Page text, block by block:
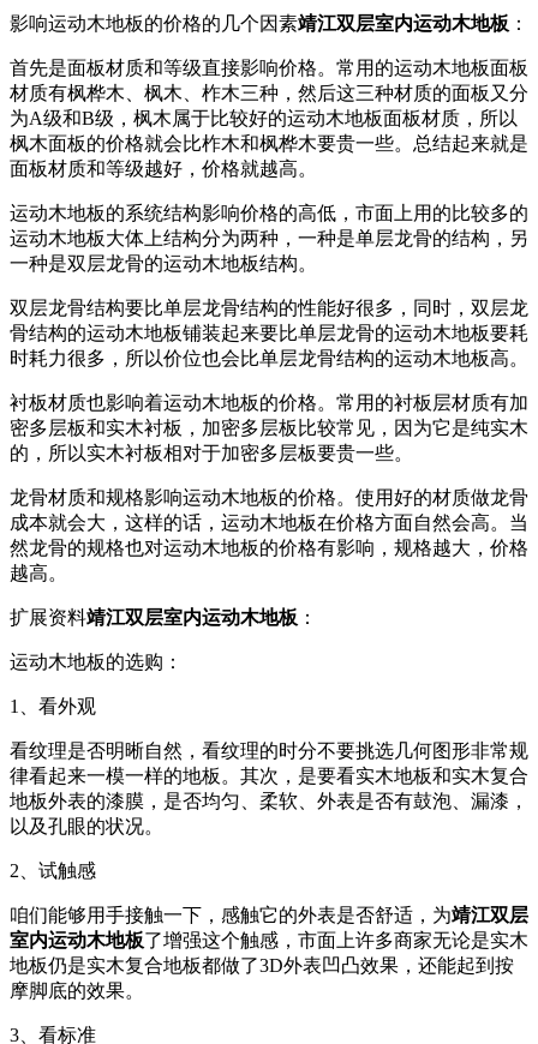
影响运动木地板的价格的几个因素靖江双层室内运动木地板 ：
首先是面板材质和等级直接影响价格。常用的运动木地板面板
材质有枫桦木、枫木、柞木三种，然后这三种材质的面板又分
为A级和B级，枫木属于比较好的运动木地板面板材质，所以
枫木面板的价格就会比柞木和枫桦木要贵一些。总结起来就是
面板材质和等级越好，价格就越高。
运动木地板的系统结构影响价格的高低，市面上用的比较多的
运动木地板大体上结构分为两种，一种是单层龙骨的结构，另
一种是双层龙骨的运动木地板结构。
双层龙骨结构要比单层龙骨结构的性能好很多，同时，双层龙
骨结构的运动木地板铺装起来要比单层龙骨的运动木地板要耗
时耗力很多，所以价位也会比单层龙骨结构的运动木地板高。
衬板材质也影响着运动木地板的价格。常用的衬板层材质有加
密多层板和实木衬板，加密多层板比较常见，因为它是纯实木
的，所以实木衬板相对于加密多层板要贵一些。
龙骨材质和规格影响运动木地板的价格。使用好的材质做龙骨
成本就会大，这样的话，运动木地板在价格方面自然会高。当
然龙骨的规格也对运动木地板的价格有影响，规格越大，价格
越高。
扩展资料靖江双层室内运动木地板 ：
运动木地板的选购：
1、看外观
看纹理是否明晰自然，看纹理的时分不要挑选几何图形非常规
律看起来一模一样的地板。其次，是要看实木地板和实木复合
地板外表的漆膜，是否均匀、柔软、外表是否有鼓泡、漏漆，
以及孔眼的状况。
2、试触感
咱们能够用手接触一下，感触它的外表是否舒适，为靖江双层
室内运动木地板了增强这个触感，市面上许多商家无论是实木
地板仍是实木复合地板都做了3D外表凹凸效果，还能起到按
摩脚底的效果。
3、看标准